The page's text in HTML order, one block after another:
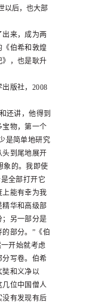
以后，也大部
来，成为两
《伯希和敦煌
》，也是耿升
版社， 2008
还讲，他得到
宝物，第一个
是简单地研究
头到尾地展开
象的。我即使
全部打开它
上能有幸为我
精华和高级部
另一部分是
部分。 ” 《伯
开始就考虑
写卷。 伯希
奘和义净以
几位中国僧人
没有发现有后